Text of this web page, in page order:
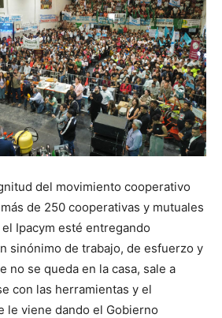
del movimiento cooperativo
de 250 cooperativas y mutuales
Ipacym esté entregando
sinónimo de trabajo, de esfuerzo y
no se queda en la casa, sale a
con las herramientas y el
le viene dando el Gobierno